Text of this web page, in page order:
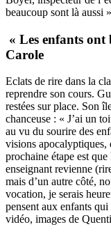
beaucoup sont là aussi »
« Les enfants
Carole
Eclats de rire dans la
reprendre son cours.
restées sur place. Son
chanceuse : « J’ai un
au vu du sourire des
visions
prochaine étape est
enseignant revienne
mais d’un autre côté,
vocation, je serais
pensent aux enfants
vidéo, images de